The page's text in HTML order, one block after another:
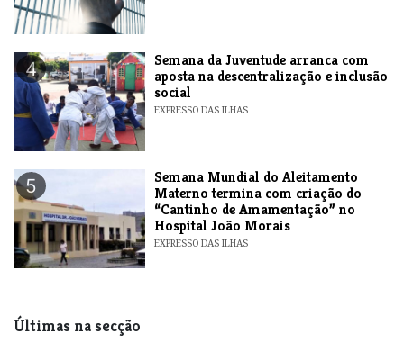
4
Semana da Juventude arranca com
aposta na descentralização e inclusão
social
EXPRESSO DAS ILHAS
5
Semana Mundial do Aleitamento
Materno termina com criação do
“Cantinho de Amamentação” no
Hospital João Morais
EXPRESSO DAS ILHAS
Últimas na secção